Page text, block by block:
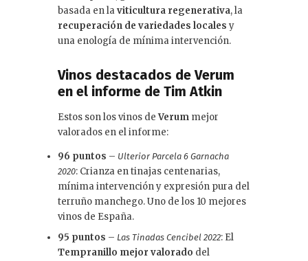
basada en laviticultura regenerativa, la
recuperación de variedades locales y
una enología de mínima intervención.
Vinos destacados de Verum
en el informe de Tim Atkin
Estos son los vinos deVerum mejor
valorados en el informe:
96 puntos – Ulterior Parcela 6 Garnacha
2020: Crianza en tinajas centenarias,
mínima intervención y expresión pura del
terruño manchego. Uno de los 10 mejores
vinos de España.
95 puntos – Las Tinadas Cencibel 2022: El
Tempranillo mejor valorado del